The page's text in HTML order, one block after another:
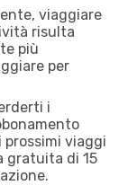
viaggiare
risulta
più
per
i
prossimi viaggi
gratuita di 15